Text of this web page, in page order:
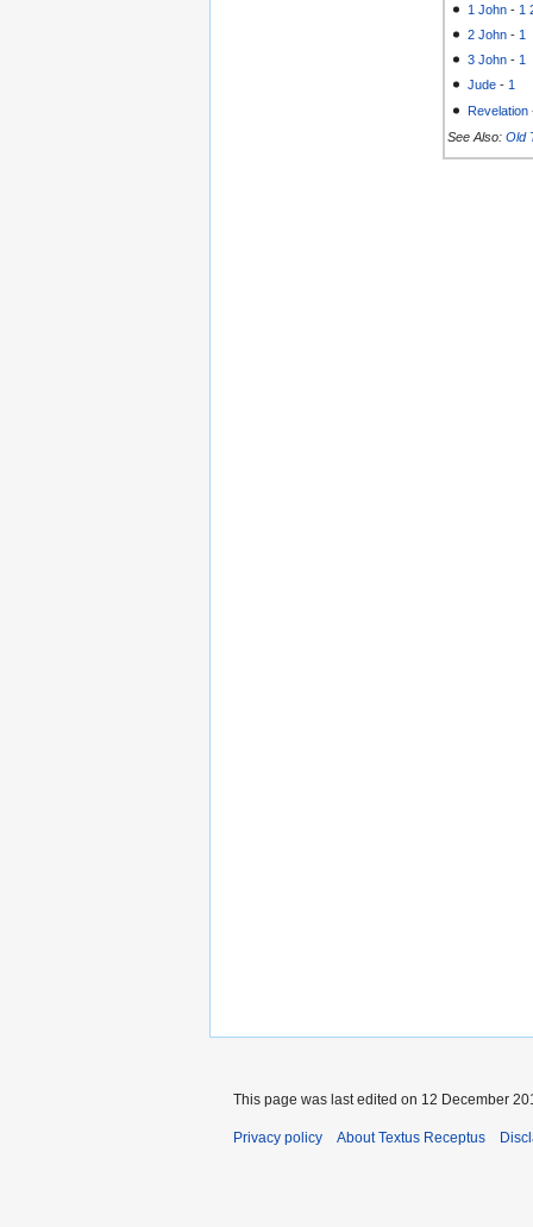
1 John - 1
2 John - 1
3 John - 1
Jude -1
Revelation
See Also: Old
This page was last edited on 12 December
Privacy policy About Textus Receptus